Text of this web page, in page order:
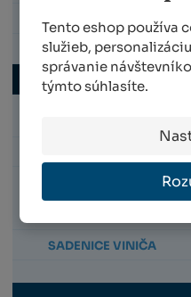
Tento eshop používa
služieb,
správanie
týmto súhlasíte.
PESTOVANIE BEZ
KOMPOSTÉRY
KVETINÁČE A
SADENICE VINIČA